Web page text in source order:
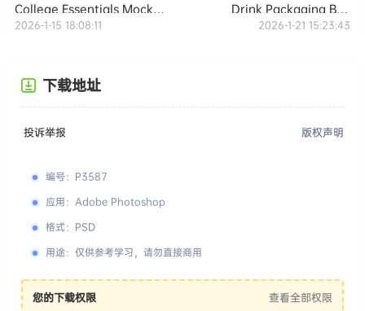
College Essentials Mockup
Pack
2026-1-15 18:08:11
Drink Packaging Box
Mockup
2026-1-21 15:23:43
下载地址
投诉举报 版权声明
编号： P3587
应用： Adobe Photoshop
格式： PSD
用途： 仅供参考学习，请勿直接商用
您的下载权限 查看全部权限